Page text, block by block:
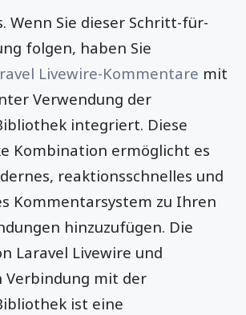
Wenn Sie dieser Schritt-für-
folgen, haben Sie
Livewire-Kommentare mit
Verwendung der
integriert. Diese
Kombination ermöglicht es
reaktionsschnelles und
Kommentarsystem zu Ihren
hinzuzufügen. Die
Laravel Livewire und
Verbindung mit der
ist eine